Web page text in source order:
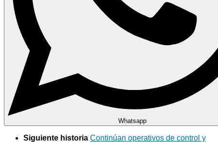
Whatsapp
Siguiente historia Continúan operativos de control y